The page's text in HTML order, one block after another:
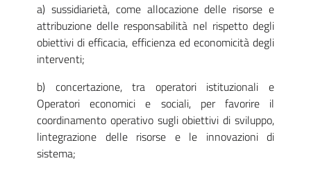
a) sussidiarietà, come allocazione delle risorse e
attribuzione delle responsabilità nel rispetto degli
obiettivi di efficacia, efficienza ed economicità degli
interventi;
b) concertazione, tra operatori istituzionali e
Operatori economici e sociali, per favorire il
coordinamento operativo sugli obiettivi di sviluppo,
lintegrazione delle risorse e le innovazioni di
sistema;